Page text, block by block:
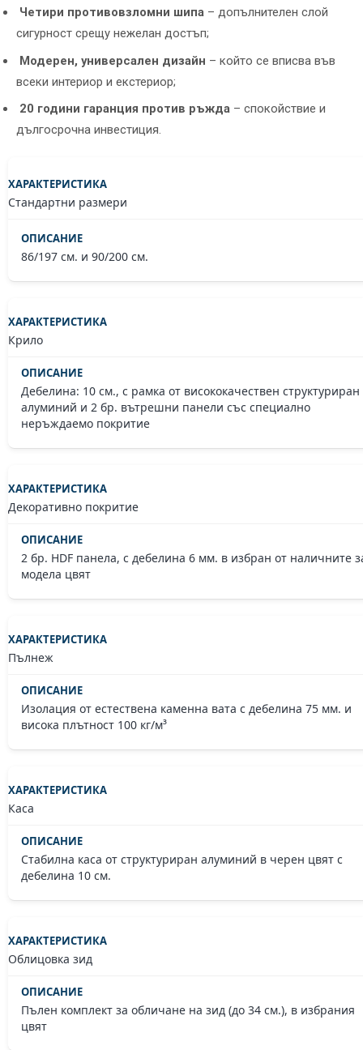
Четири противовзломни шипа – допълнителен слой
сигурност срещу нежелан достъп;
Модерен, универсален дизайн – който се вписва във
всеки интериор и екстериор;
20 години гаранция против ръжда – спокойствие и
дългосрочна инвестиция.
Стандартни размери
86/197 см. и 90/200 см.
Крило
Дебелина: 10 см., с рамка от висококачествен структуриран
алуминий и 2 бр. вътрешни панели със специално
неръждаемо покритие
Декоративно покритие
2 бр. HDF панела, с дебелина 6 мм. в избран от наличните
модела цвят
Пълнеж
Изолация от естествена каменна вата с дебелина 75 мм. и
висока плътност 100 кг/м³
Каса
Стабилна каса от структуриран алуминий в черен цвят с
дебелина 10 см.
Облицовка зид
Пълен комплект за обличане на зид (до 34 см.), в избрания
цвят